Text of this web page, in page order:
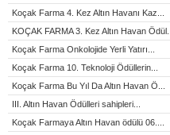
Koçak Farma 4. Kez Altın Havanı Kaz...
KOÇAK FARMA 3. Kez Altın Havan Ödül...
Koçak Farma Onkolojide Yerli Yatırı...
Koçak Farma 10. Teknoloji Ödüllerin...
Koçak Farma Bu Yıl Da Altın Havan Ö...
III. Altın Havan Ödülleri sahipleri...
Koçak Farmaya Altın Havan ödülü 06....